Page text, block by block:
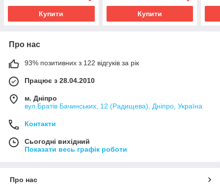
Купити Купити
Про нас
93% позитивних з 122 відгуків за рік
Працює з 28.04.2010
м. Дніпро
вул.Братів Бачинських, 12 (Радищева), Дніпро, Україна
Контакти
Сьогодні вихідний
Показати весь графік роботи
Про нас